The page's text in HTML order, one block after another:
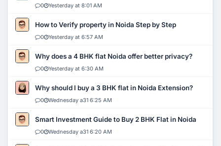
0 Yesterday at 8:01 AM
How to Verify property in Noida Step by Step
0 Yesterday at 6:57 AM
Why does a 4 BHK flat Noida offer better privacy?
0 Yesterday at 6:30 AM
Why should I buy a 3 BHK flat in Noida Extension?
0 Wednesday a31 6:25 AM
Smart Investment Guide to Buy 2 BHK Flat in Noida
0 Wednesday a31 6:20 AM